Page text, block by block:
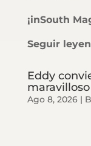
¡inSouth
Seguir
Eddy
Ago 8, 2026|